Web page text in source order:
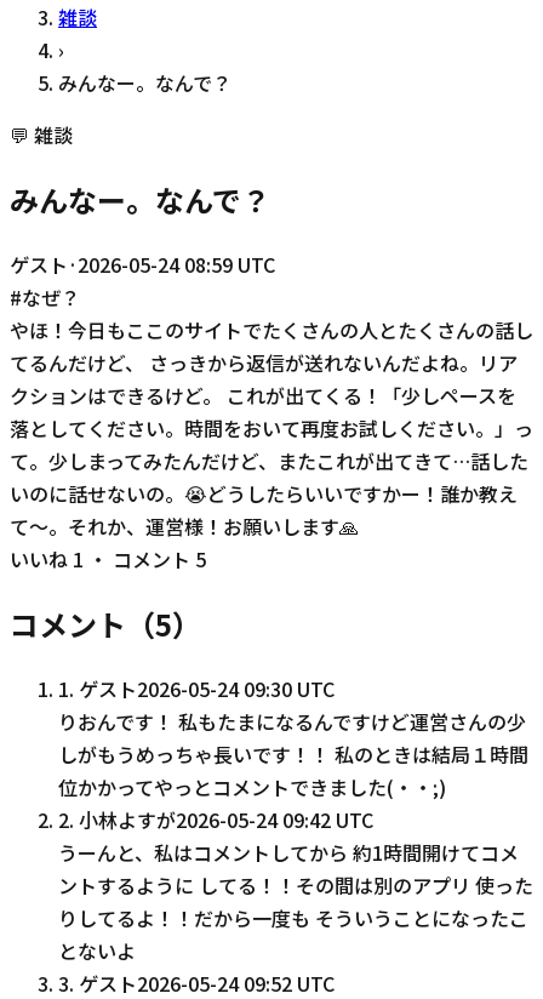
雑談
›
みんなー。なんで？
💬 雑談
みんなー。なんで？
ゲスト ·2026-05-24 08:59 UTC
#なぜ？
やほ！今日もここのサイトでたくさんの人とたくさんの話し
てるんだけど、 さっきから返信が送れないんだよね。リア
クションはできるけど。 これが出てくる！「少しペースを
落としてください。時間をおいて再度お試しください。」っ
て。少しまってみたんだけど、またこれが出てきて…話した
いのに話せないの。😭どうしたらいいですかー！誰か教え
て〜。それか、運営様！お願いします🙏
いいね 1 ・ コメント 5
コメント（5）
1. ゲスト2026-05-24 09:30 UTC
りおんです！ 私もたまになるんですけど運営さんの少
しがもうめっちゃ長いです！！ 私のときは結局１時間
位かかってやっとコメントできました(・・;)
2. 小林よすが2026-05-24 09:42 UTC
うーんと、私はコメントしてから 約1時間開けてコメ
ントするように してる！！その間は別のアプリ 使った
りしてるよ！！だから一度も そういうことになったこ
とないよ
3. ゲスト2026-05-24 09:52 UTC